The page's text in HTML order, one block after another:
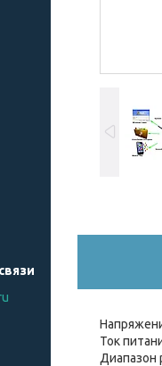
Ток
Диапазон